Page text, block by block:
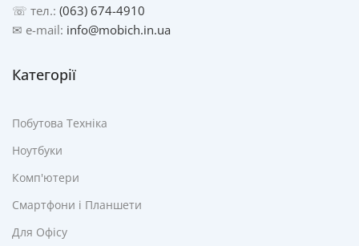
☏ тел.: (063) 674-4910
✉ e-mail: info@mobich.in.ua
Категорії
Побутова Техніка
Ноутбуки
Комп'ютери
Смартфони і Планшети
Для Офісу